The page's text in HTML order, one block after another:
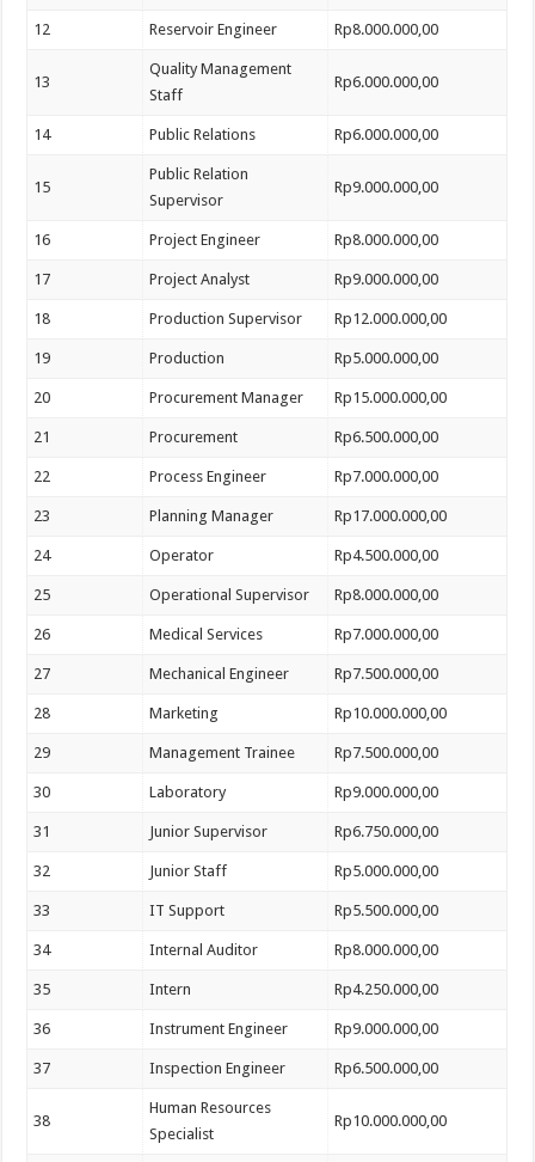
12 Reservoir Engineer Rp8.000.000,00
13
Quality Management
Staff
Rp6.000.000,00
14 Public Relations Rp6.000.000,00
15
Public Relation
Supervisor
Rp9.000.000,00
16 Project Engineer Rp8.000.000,00
17 Project Analyst Rp9.000.000,00
18 Production Supervisor Rp12.000.000,00
19 Production Rp5.000.000,00
20 Procurement Manager Rp15.000.000,00
21 Procurement Rp6.500.000,00
22 Process Engineer Rp7.000.000,00
23 Planning Manager Rp17.000.000,00
24 Operator Rp4.500.000,00
25 Operational Supervisor Rp8.000.000,00
26 Medical Services Rp7.000.000,00
27 Mechanical Engineer Rp7.500.000,00
28 Marketing Rp10.000.000,00
29 Management Trainee Rp7.500.000,00
30 Laboratory Rp9.000.000,00
31 Junior Supervisor Rp6.750.000,00
32 Junior Staff Rp5.000.000,00
33 IT Support Rp5.500.000,00
34 Internal Auditor Rp8.000.000,00
35 Intern Rp4.250.000,00
36 Instrument Engineer Rp9.000.000,00
37 Inspection Engineer Rp6.500.000,00
38
Human Resources
Specialist
Rp10.000.000,00